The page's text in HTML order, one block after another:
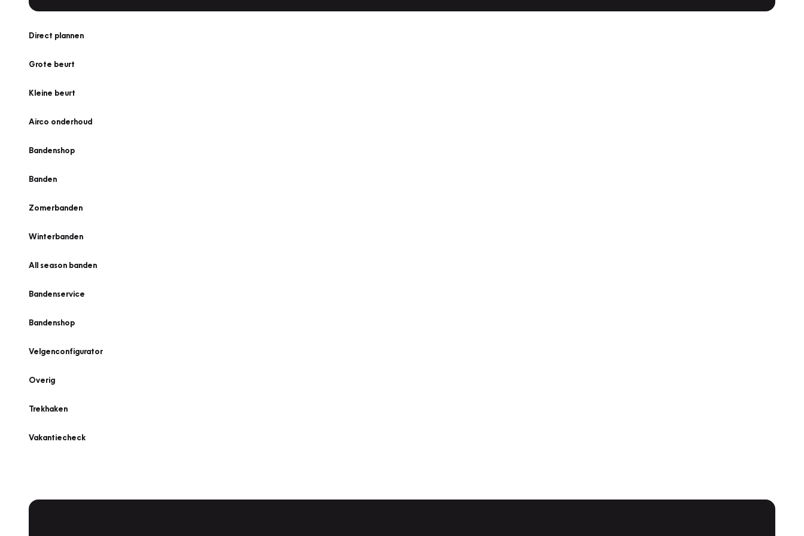
Direct plannen
Grote beurt
Kleine beurt
Airco onderhoud
Bandenshop
Banden
Zomerbanden
Winterbanden
All season banden
Bandenservice
Bandenshop
Velgenconfigurator
Overig
Trekhaken
Vakantiecheck